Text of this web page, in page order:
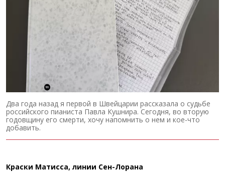
Два года назад я первой в Швейцарии рассказала о судьбе
российского пианиста Павла Кушнира. Сегодня, во вторую
годовщину его смерти, хочу напомнить о нем и кое-что
добавить.
Краски Матисса, линии Сен-Лорана